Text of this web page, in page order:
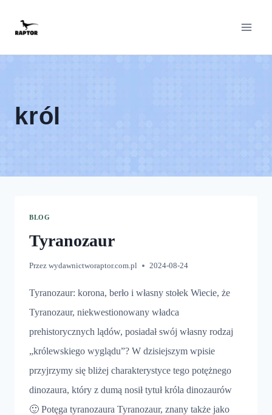
król
BLOG
Tyranozaur
Przez wydawnictworaptor.com.pl 2024-08-24
Tyranozaur: korona, berło i własny stołek Wiecie, że
Tyranozaur, niekwestionowany władca
prehistorycznych lądów, posiadał swój własny rodzaj
„królewskiego wyglądu”? W dzisiejszym wpisie
przyjrzymy się bliżej charakterystyce tego potężnego
dinozaura, który z dumą nosił tytuł króla dinozaurów
🙂 Potęga tyranozaura Tyranozaur, znany także jako